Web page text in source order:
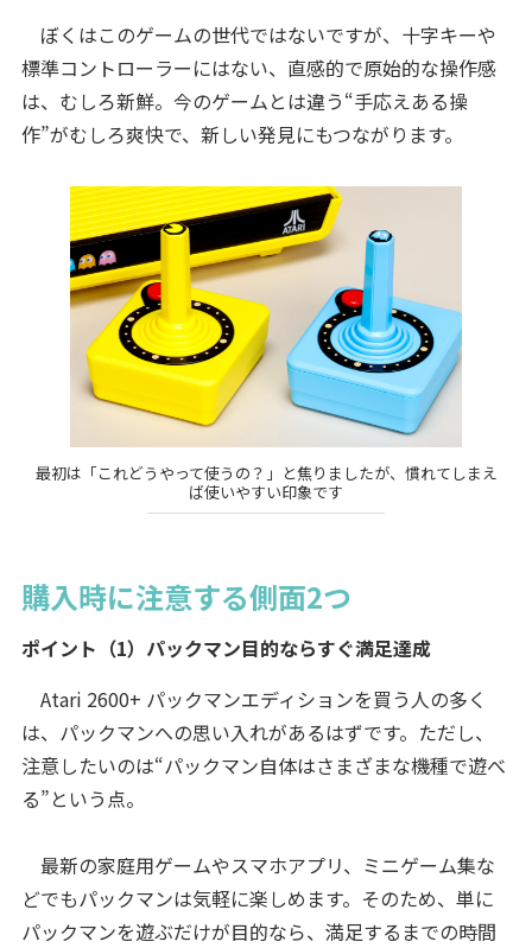
ぼくはこのゲームの世代ではないですが、十字キーや
標準コントローラーにはない、直感的で原始的な操作感
は、むしろ新鮮。今のゲームとは違う“手応えある操
作”がむしろ爽快で、新しい発見にもつながります。
最初は「これどうやって使うの？」と焦りましたが、慣れてしまえ
ば使いやすい印象です
購入時に注意する側面2つ
ポイント（1）パックマン目的ならすぐ満足達成
Atari 2600+ パックマンエディションを買う人の多く
は、パックマンへの思い入れがあるはずです。ただし、
注意したいのは“パックマン自体はさまざまな機種で遊べ
る”という点。
最新の家庭用ゲームやスマホアプリ、ミニゲーム集な
どでもパックマンは気軽に楽しめます。そのため、単に
パックマンを遊ぶだけが目的なら、満足するまでの時間